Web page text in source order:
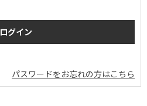
パスワードをお忘れの方はこちら